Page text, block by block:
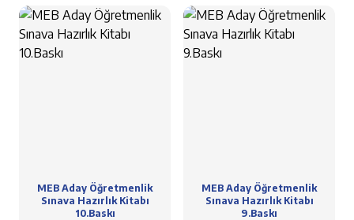
MEB Aday Öğretmenlik
Sınava Hazırlık Kitabı
10.Baskı
MEB Aday Öğretmenlik
Sınava Hazırlık Kitabı
9.Baskı